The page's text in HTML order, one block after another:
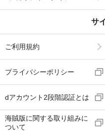
サ
ご利用規約
プライバシーポリシー
dアカウント2段階認証とは
海賊版に関する取り組みに
ついて